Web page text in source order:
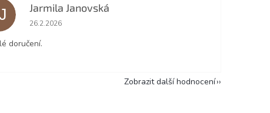
Jarmila Janovská
Hodnocení obchodu je 5 z 5 hvězdiček.
26.2.2026
doručení.
Zobrazit další hodnocení